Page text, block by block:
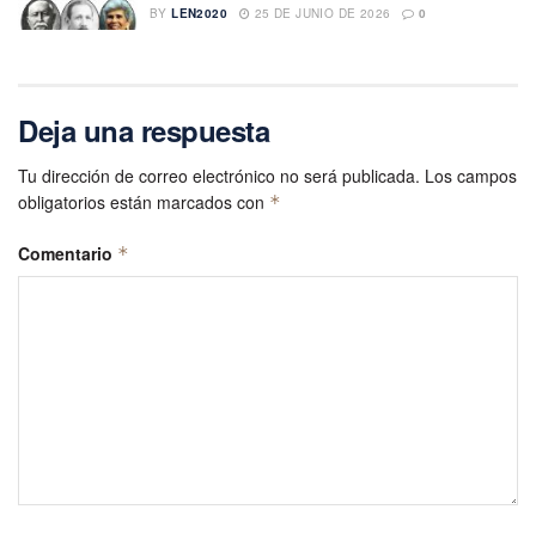
BY LEN2020 25 DE JUNIO DE 2026 0
Deja una respuesta
Tu dirección de correo electrónico no será publicada. Los campos
obligatorios están marcados con *
Comentario *